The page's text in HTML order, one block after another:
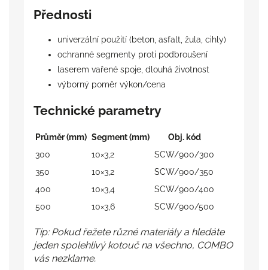
Přednosti
univerzální použití (beton, asfalt, žula, cihly)
ochranné segmenty proti podbroušení
laserem vařené spoje, dlouhá životnost
výborný poměr výkon/cena
Technické parametry
Průměr (mm) Segment (mm)
Obj. kód
300
10×3,2
SCW/900/300
350
10×3,2
SCW/900/350
400
10×3,4
SCW/900/400
500
10×3,6 SCW/900/500
Tip: Pokud řežete různé materiály a hledáte
jeden spolehlivý kotouč na všechno, COMBO
vás nezklame.